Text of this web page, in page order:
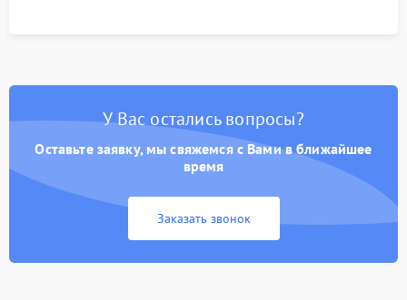
У Вас остались вопросы?
Оставьте заявку, мы свяжемся с Вами в ближайшее
время
Заказать звонок